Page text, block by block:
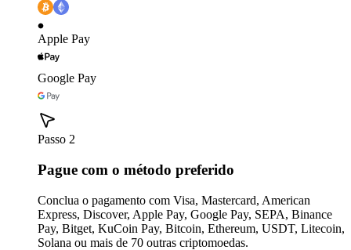
Apple Pay
Google Pay
Passo 2
Pague com o método preferido
Conclua o pagamento com Visa, Mastercard, American
Express, Discover, Apple Pay, Google Pay, SEPA, Binance
Pay, Bitget, KuCoin Pay, Bitcoin, Ethereum, USDT, Litecoin,
Solana ou mais de 70 outras criptomoedas.